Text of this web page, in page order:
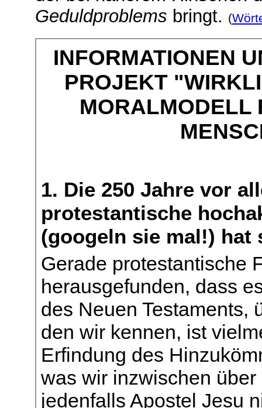
Geduldproblems bringt. (